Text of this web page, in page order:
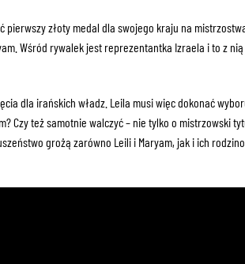
pierwszy złoty medal dla swojego kraju na
Wśród rywalek jest reprezentantka Izraela i to z
dla irańskich władz. Leila musi więc dokonać
Czy też samotnie walczyć – nie tylko o mistrzowski
grożą zarówno Leili i Maryam, jak i ich